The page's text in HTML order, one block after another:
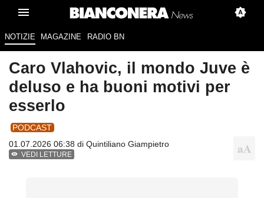
NOTIZIE MAGAZINE RADIO BN
Caro Vlahovic, il mondo Juve è
deluso e ha buoni motivi per
esserlo
PODCAST
01.07.2026 06:38 di Quintiliano Giampietro
VEDI LETTURE